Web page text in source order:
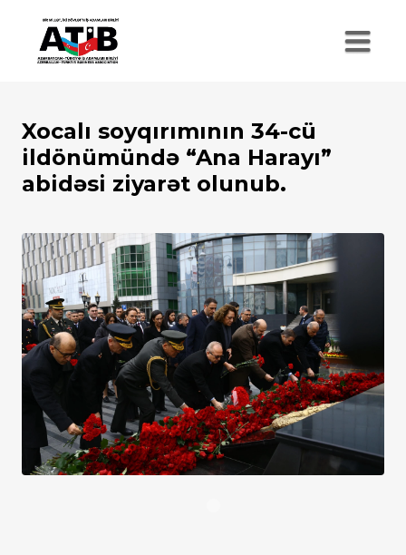
Xocalı soyqırımının 34-cü
ildönümündə “Ana Harayı”
abidəsi ziyarət olunub.